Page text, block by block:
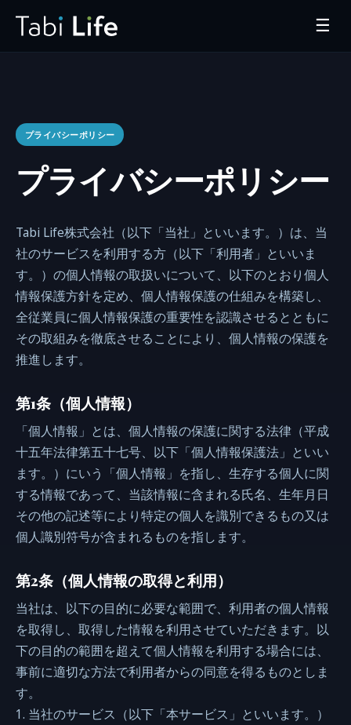
☰
プライバシーポリシー
プライバシーポリシー
Tabi Life株式会社（以下「当社」といいます。）は、当
社のサービスを利用する方（以下「利用者」といいま
す。）の個人情報の取扱いについて、以下のとおり個人
情報保護方針を定め、個人情報保護の仕組みを構築し、
全従業員に個人情報保護の重要性を認識させるとともに
その取組みを徹底させることにより、個人情報の保護を
推進します。
第1条（個人情報）
「個人情報」とは、個人情報の保護に関する法律（平成
十五年法律第五十七号、以下「個人情報保護法」といい
ます。）にいう「個人情報」を指し、生存する個人に関
する情報であって、当該情報に含まれる氏名、生年月日
その他の記述等により特定の個人を識別できるもの又は
個人識別符号が含まれるものを指します。
第2条（個人情報の取得と利用）
当社は、以下の目的に必要な範囲で、利用者の個人情報
を取得し、取得した情報を利用させていただきます。以
下の目的の範囲を超えて個人情報を利用する場合には、
事前に適切な方法で利用者からの同意を得るものとしま
す。
1. 当社のサービス（以下「本サービス」といいます。）